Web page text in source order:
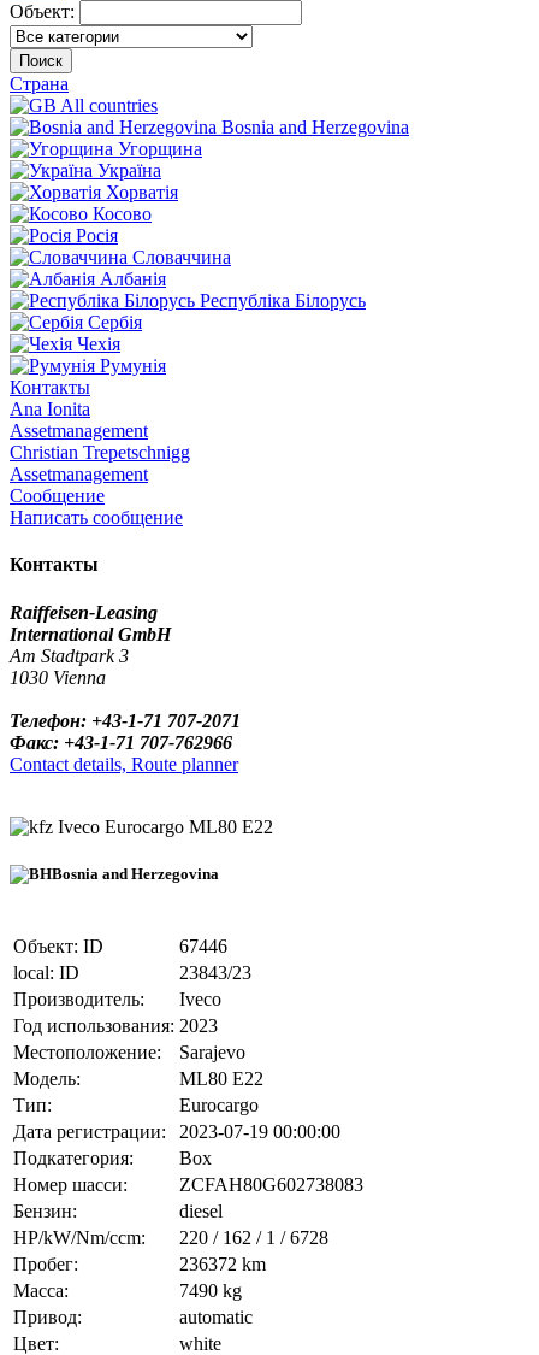
Объект:
Поиск
Страна
All countries
Bosnia and Herzegovina
Угорщина
Україна
Хорватія
Косово
Росія
Словаччина
Албанія
Республіка Білорусь
Сербія
Чехія
Румунія
Контакты
Ana Ionita
Assetmanagement
Christian Trepetschnigg
Assetmanagement
Сообщение
Написать сообщение
Контакты
Raiffeisen-Leasing
International GmbH
Am Stadtpark 3
1030 Vienna
Телефон: +43-1-71 707-2071
Факс: +43-1-71 707-762966
Contact details, Route planner
Iveco Eurocargo ML80 E22
Bosnia and Herzegovina
Объект: ID
67446
local: ID
23843/23
Производитель:
Iveco
Год использования: 2023
Местоположение:
Sarajevo
Модель:
ML80 E22
Тип:
Eurocargo
Дата регистрации:
2023-07-19 00:00:00
Подкатегория:
Box
Номер шасси:
ZCFAH80G602738083
Бензин:
diesel
HP/kW/Nm/ccm:
220 / 162 / 1 / 6728
Пробег:
236372 km
Масса:
7490 kg
Привод:
automatic
Цвет:
white